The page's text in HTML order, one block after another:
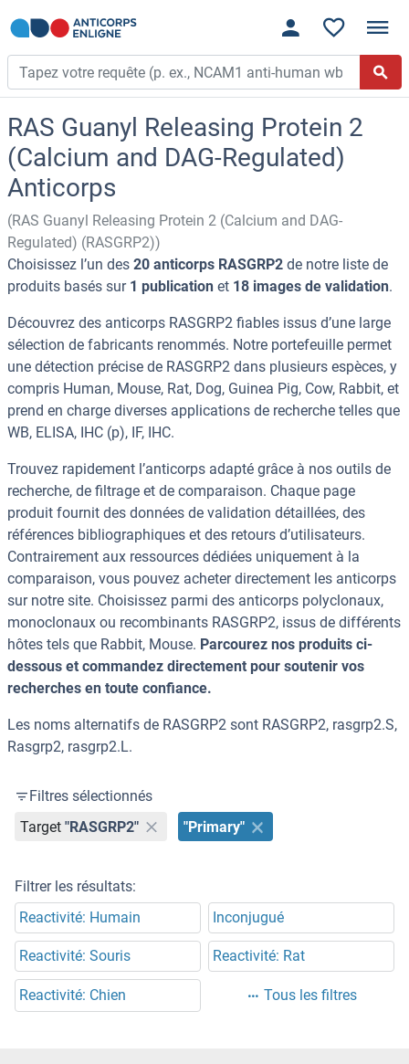
RAS Guanyl Releasing Protein 2
(Calcium and DAG-Regulated)
Anticorps
(RAS Guanyl Releasing Protein 2 (Calcium and DAG-
Regulated) (RASGRP2))
Choisissez l’un des 20 anticorps RASGRP2 de notre liste de
produits basés sur 1 publication et 18 images de validation.
Découvrez des anticorps RASGRP2 fiables issus d’une large
sélection de fabricants renommés. Notre portefeuille permet
une détection précise de RASGRP2 dans plusieurs espèces, y
compris Human, Mouse, Rat, Dog, Guinea Pig, Cow, Rabbit, et
prend en charge diverses applications de recherche telles que
WB, ELISA, IHC (p), IF, IHC.
Trouvez rapidement l’anticorps adapté grâce à nos outils de
recherche, de filtrage et de comparaison. Chaque page
produit fournit des données de validation détaillées, des
références bibliographiques et des retours d’utilisateurs.
Contrairement aux ressources dédiées uniquement à la
comparaison, vous pouvez acheter directement les anticorps
sur notre site. Choisissez parmi des anticorps polyclonaux,
monoclonaux ou recombinants RASGRP2, issus de différents
hôtes tels que Rabbit, Mouse. Parcourez nos produits ci-
dessous et commandez directement pour soutenir vos
recherches en toute confiance.
Les noms alternatifs de RASGRP2 sont RASGRP2, rasgrp2.S,
Rasgrp2, rasgrp2.L.
Filtres sélectionnés
Target "RASGRP2" "Primary"
Filtrer les résultats:
Reactivité: Humain
Inconjugué
Reactivité: Souris Reactivité: Rat
Reactivité: Chien Tous les filtres